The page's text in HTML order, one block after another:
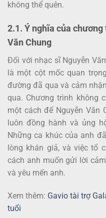
không thể quên.
2.1. Ý nghĩa của
Văn Chung
Đối với nhạc sĩ Nguyễn
là một cột mốc quan
đường đã qua và cảm
qua. Chương trình không
một cách để Nguyễn Văn
luôn đồng hành và ủng
Những ca khúc của anh
lòng khán giả, và việc tổ
cách anh muốn gửi lời
và yêu mến anh.
Xem thêm: Gavio tài trợ
tuổi